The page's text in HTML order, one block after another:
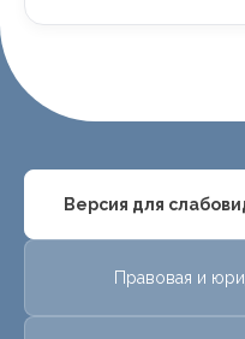
Версия для
Правовая и